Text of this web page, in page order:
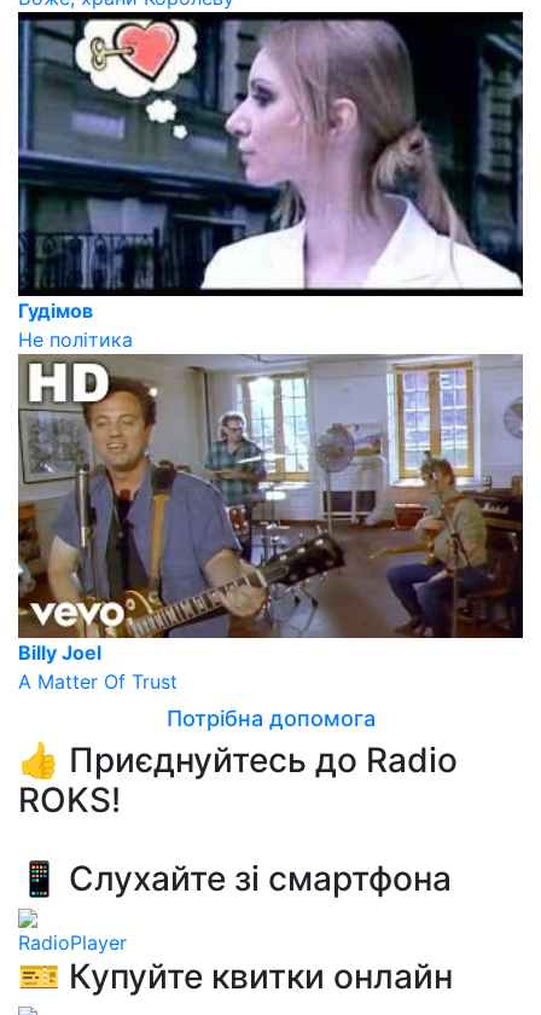
Гудiмов
Не політика
Billy Joel
A Matter Of Trust
Потрібна допомога
👍 Приєднуйтесь до Radio
ROKS!
📱 Слухайте зі смартфона
RadioPlayer
🎫 Купуйте квитки онлайн